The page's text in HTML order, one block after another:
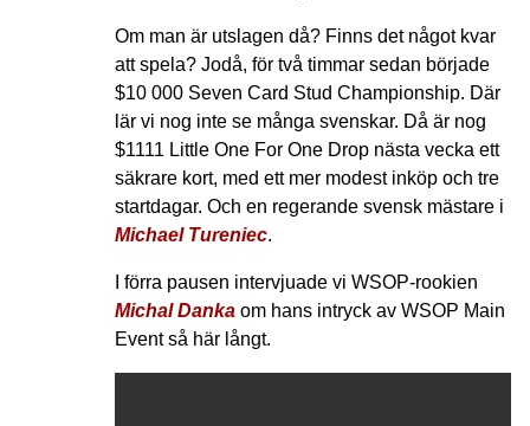
Om man är utslagen då? Finns det något kvar
att spela? Jodå, för två timmar sedan började
$10 000 Seven Card Stud Championship. Där
lär vi nog inte se många svenskar. Då är nog
$1111 Little One For One Drop nästa vecka ett
säkrare kort, med ett mer modest inköp och tre
startdagar. Och en regerande svensk mästare i
Michael Tureniec.
I förra pausen intervjuade vi WSOP-rookien
Michal Dankaom hans intryck av WSOP Main
Event så här långt.